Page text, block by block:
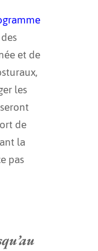
et de
les
de
la
pas